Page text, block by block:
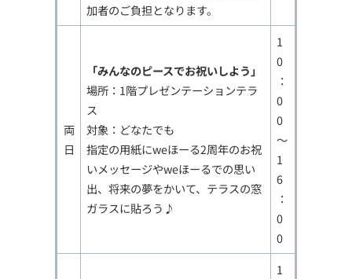
加者のご負担となります。
両
日
「みんなのピースでお祝いしよう」
場所：1階プレゼンテーションテラ
ス
対象：どなたでも
指定の用紙にweほーる2周年のお祝
いメッセージやweほーるでの思い
出、将来の夢をかいて、テラスの窓
ガラスに貼ろう♪
1
0
：
0
0
～
1
6
：
0
0
1